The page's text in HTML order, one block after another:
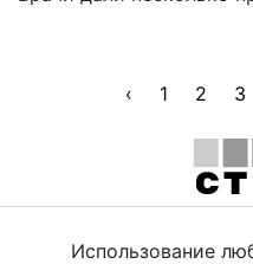
‹ 1 2 3
Использование